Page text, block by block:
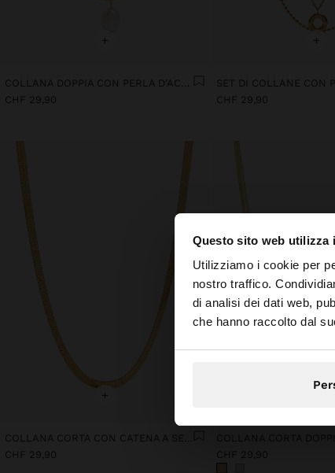
Questo sito web utilizza
Utilizziamo i cookie per
nostro traffico.
di analisi dei dati web,
che hanno raccolto dal
ciao
Stai accedendo
+
CHF 29,90
+
CHF 29,90
+
CHF 29,90
CHF 29,90